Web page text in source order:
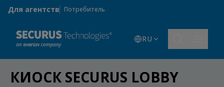
Skip to main content
Для агентств Потребитель
RU
КИОСК SECURUS LOBBY